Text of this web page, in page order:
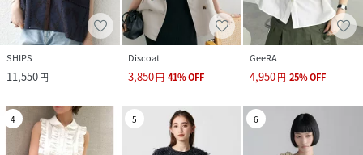
SHIPS
11,550円
Discoat
3,850円 41%OFF
GeeRA
4,950円 25%OFF
4 5 6